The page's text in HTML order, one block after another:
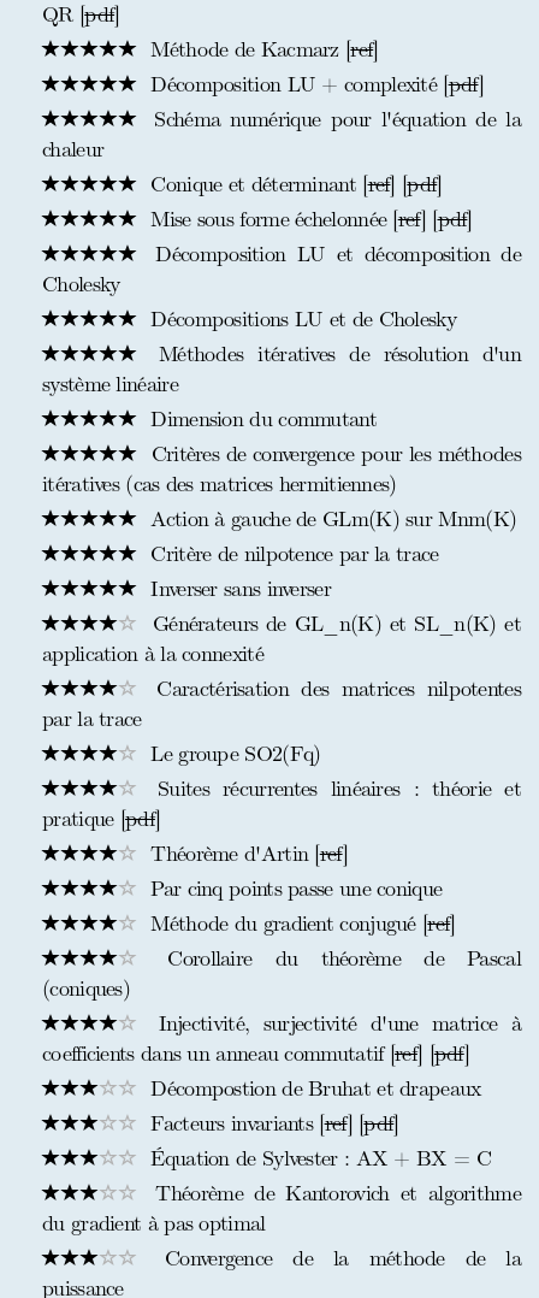
QR [pdf]
Méthode de Kacmarz [ref]
Décomposition LU + complexité [pdf]
Schéma numérique pour l'équation de la
chaleur
Conique et déterminant [ref] [pdf]
Mise sous forme échelonnée [ref] [pdf]
Décomposition LU et décomposition de
Cholesky
Décompositions LU et de Cholesky
Méthodes itératives de résolution d'un
système linéaire
Dimension du commutant
Critères de convergence pour les méthodes
itératives (cas des matrices hermitiennes)
Action à gauche de GLm(K) sur Mnm(K)
Critère de nilpotence par la trace
Inverser sans inverser
Générateurs de GL_n(K) et SL_n(K) et
application à la connexité
Caractérisation des matrices nilpotentes
par la trace
Le groupe SO2(Fq)
Suites récurrentes linéaires : théorie et
pratique [pdf]
Théorème d'Artin [ref]
Par cinq points passe une conique
Méthode du gradient conjugué [ref]
Corollaire du théorème de Pascal
(coniques)
Injectivité, surjectivité d'une matrice à
coefficients dans un anneau commutatif [ref] [pdf]
Décompostion de Bruhat et drapeaux
Facteurs invariants [ref] [pdf]
Équation de Sylvester : AX + BX = C
Théorème de Kantorovich et algorithme
du gradient à pas optimal
Convergence de la méthode de la
puissance